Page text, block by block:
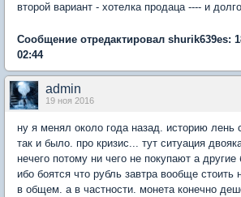
второй вариант - хотелка продаца ---- и
Сообщение отредактировал shurik639es:
02:44
admin
19 ноя 2016
ну я менял около года назад. историю лень
так и было. про кризис... тут ситуация
нечего потому ни чего не покупают а
ибо боятся что рубль завтра вообще стоить
в общем. а в частности. монета конечно